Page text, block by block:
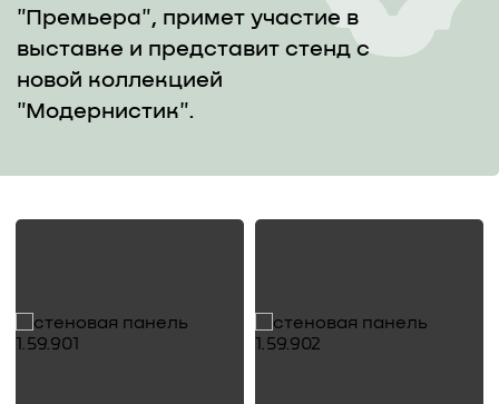
"Премьера", примет участие в
выставке и представит стенд с
новой коллекцией
"Модернистик".